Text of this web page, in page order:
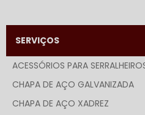
SERVIÇOS
ACESSÓRIOS PARA
CHAPA DE AÇO GALVANIZADA
CHAPA DE AÇO XADREZ